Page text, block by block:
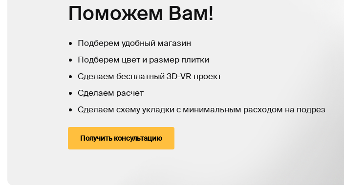
Поможем Вам!
Подберем удобный магазин
Подберем цвет и размер плитки
Сделаем бесплатный 3D-VR проект
Сделаем расчет
Сделаем схему укладки с минимальным расходом на подрез
Получить консультацию